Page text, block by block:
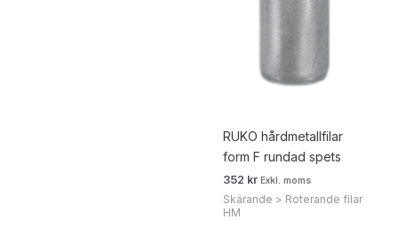
RUKO hårdmetallfilar
form F rundad spets
352 kr Exkl. moms
Skärande > Roterande filar
HM